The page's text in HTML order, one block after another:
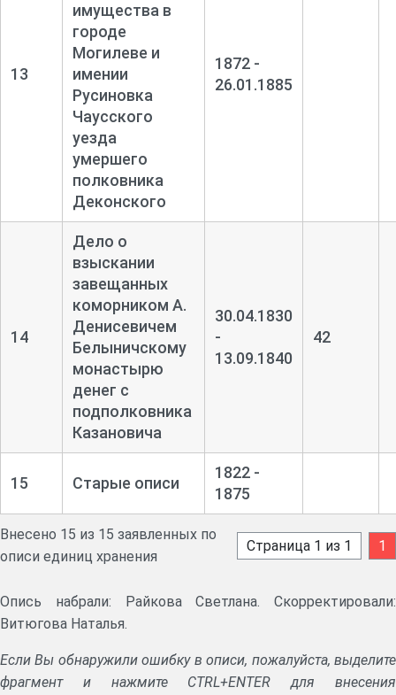
13
имущества в
городе
Могилеве и
имении
Русиновка
Чаусского
уезда
умершего
полковника
Деконского
1872 -
26.01.1885
14
Дело о
взыскании
завещанных
коморником А.
Денисевичем
Белыничскому
монастырю
денег с
подполковника
Казановича
30.04.1830
-
13.09.1840
42
15 Старые описи
1822 -
1875
Внесено 15 из 15 заявленных по
описи единиц хранения
Страница 1 из 1 1
Опись набрали: Райкова Светлана. Скорректировали:
Витюгова Наталья.
Если Вы обнаружили ошибку в описи, пожалуйста, выделите
фрагмент и нажмите CTRL+ENTER для внесения